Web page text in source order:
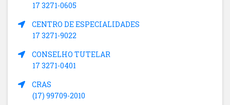
17 3271-0605
CENTRO DE ESPECIALIDADES
17 3271-9022
CONSELHO TUTELAR
17 3271-0401
CRAS
(17) 99709-2010